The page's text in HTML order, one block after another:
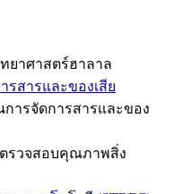
ยาศาสตร์ฮาลาล
รสารและของเสีย
ารจัดการสารและของ
ตรวจสอบคุณภาพสิ่ง